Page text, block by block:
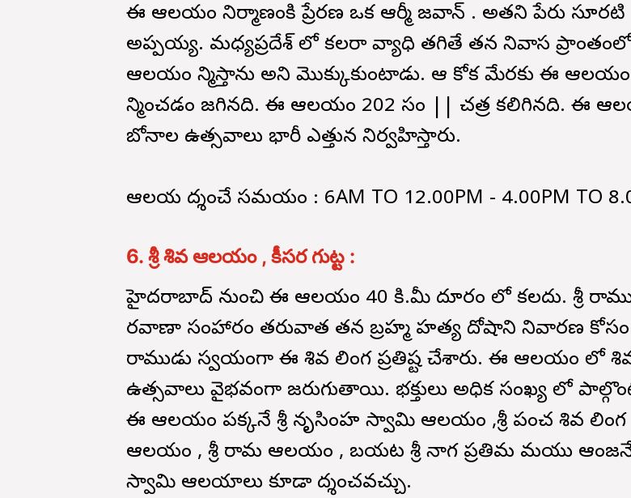
ఈ ఆలయం నిర్మాణంకి ప్రేరణ ఒక ఆర్మీ జవాన్ . అతని పేరు సూరటి
అప్పయ్య. మధ్యప్రదేశ్ లో కలరా వ్యాధి తగితే తన నివాస
ఆలయం నిర్మిస్తాను అని మొక్కుకుంటాడు. ఆ కోరిక మేరకు ఈ ఆలయం
నిర్మించడం జరిగినది. ఈ ఆలయం 202 సం || చరిత్ర కలిగినది. ఈ
బోనాల ఉత్సవాలు భారీ ఎత్తున నిర్వహిస్తారు.
ఆలయ దర్శించే సమయం : 6AM TO 12.00PM - 4.00PM TO
6. శ్రీ శివ ఆలయం , కీసర గుట్ట :
హైదరాబాద్ నుంచి ఈ ఆలయం 40 కి.మీ దూరం లో కలదు. శ్రీ
రవాణా సంహారం తరువాత తన బ్రహ్మ హత్య దోషాని నివారణ కోసం
రాముడు స్వయంగా ఈ శివ లింగ ప్రతిష్ట చేశారు. ఈ ఆలయం లో
ఉత్సవాలు వైభవంగా జరుగుతాయి. భక్తులు అధిక సంఖ్య లో
ఈ ఆలయం పక్కనే శ్రీ నృసింహ స్వామి ఆలయం ,శ్రీ పంచ శివ లింగ
ఆలయం , శ్రీ రామ ఆలయం , బయట శ్రీ నాగ ప్రతిమ మరియు
స్వామి ఆలయాలు కూడా దర్శించవచ్చు.